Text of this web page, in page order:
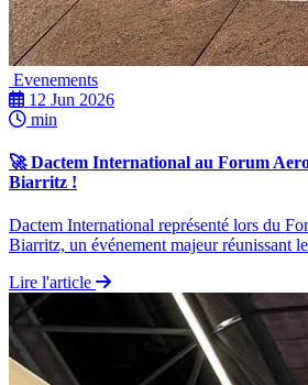
Evenements
12 Jun 2026
min
🚀 Dactem International au Forum
Biarritz !
Dactem International représenté lors du
Biarritz, un événement majeur réunissant
Lire l'article